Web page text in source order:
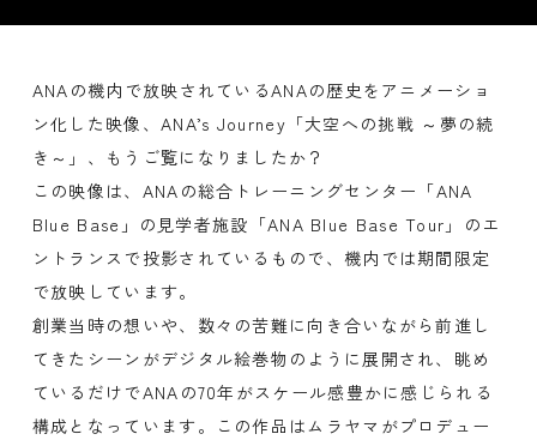
ANAの機内で放映されているANAの歴史をアニメーショ
ン化した映像、 ANA’s Journey「大空への挑戦 ～夢の続
き～」 、もうご覧になりましたか？
この映像は、ANAの総合トレーニングセンター「ANA
Blue Base」の見学者施設「ANA Blue Base Tour」のエ
ントランスで投影されているもので、機内では期間限定
で放映しています。
創業当時の想いや、数々の苦難に向き合いながら前進し
てきたシーンがデジタル絵巻物のように展開され、眺め
ているだけでANAの70年がスケール感豊かに感じられる
構成となっています。この作品はムラヤマがプロデュー